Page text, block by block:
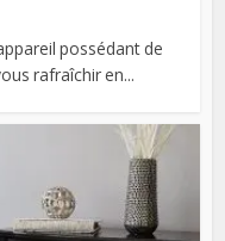
possédant de
rafraîchir en...